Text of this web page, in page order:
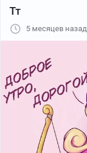
Тт
5 месяцев назад